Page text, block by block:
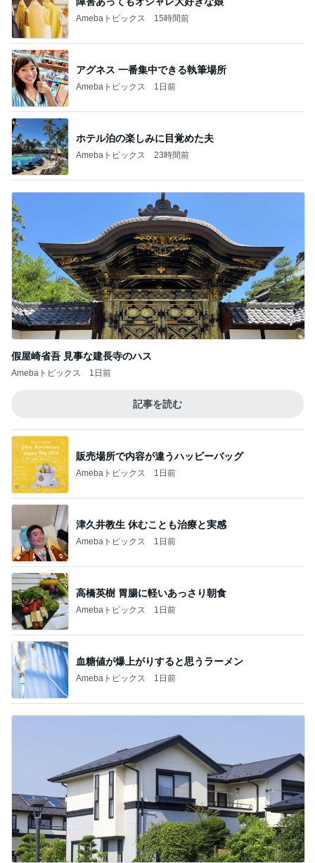
Amebaトピックス 15時間前
アグネス 一番集中できる執筆場所
Amebaトピックス 1日前
ホテル泊の楽しみに目覚めた夫
Amebaトピックス 23時間前
假屋崎省吾 見事な建長寺のハス
Amebaトピックス 1日前
記事を読む
販売場所で内容が違うハッピーバッグ
Amebaトピックス 1日前
津久井教生 休むことも治療と実感
Amebaトピックス 1日前
高橋英樹 胃腸に軽いあっさり朝食
Amebaトピックス 1日前
血糖値が爆上がりすると思うラーメン
Amebaトピックス 1日前